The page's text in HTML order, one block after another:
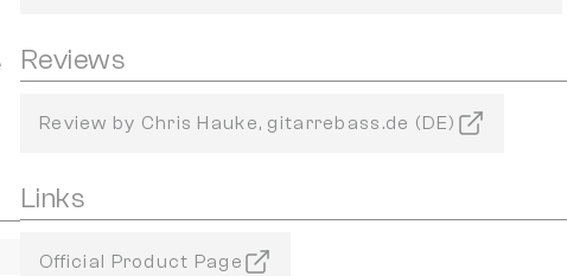
Reviews
Review by Chris Hauke, gitarrebass.de (DE)
Links
Official Product Page